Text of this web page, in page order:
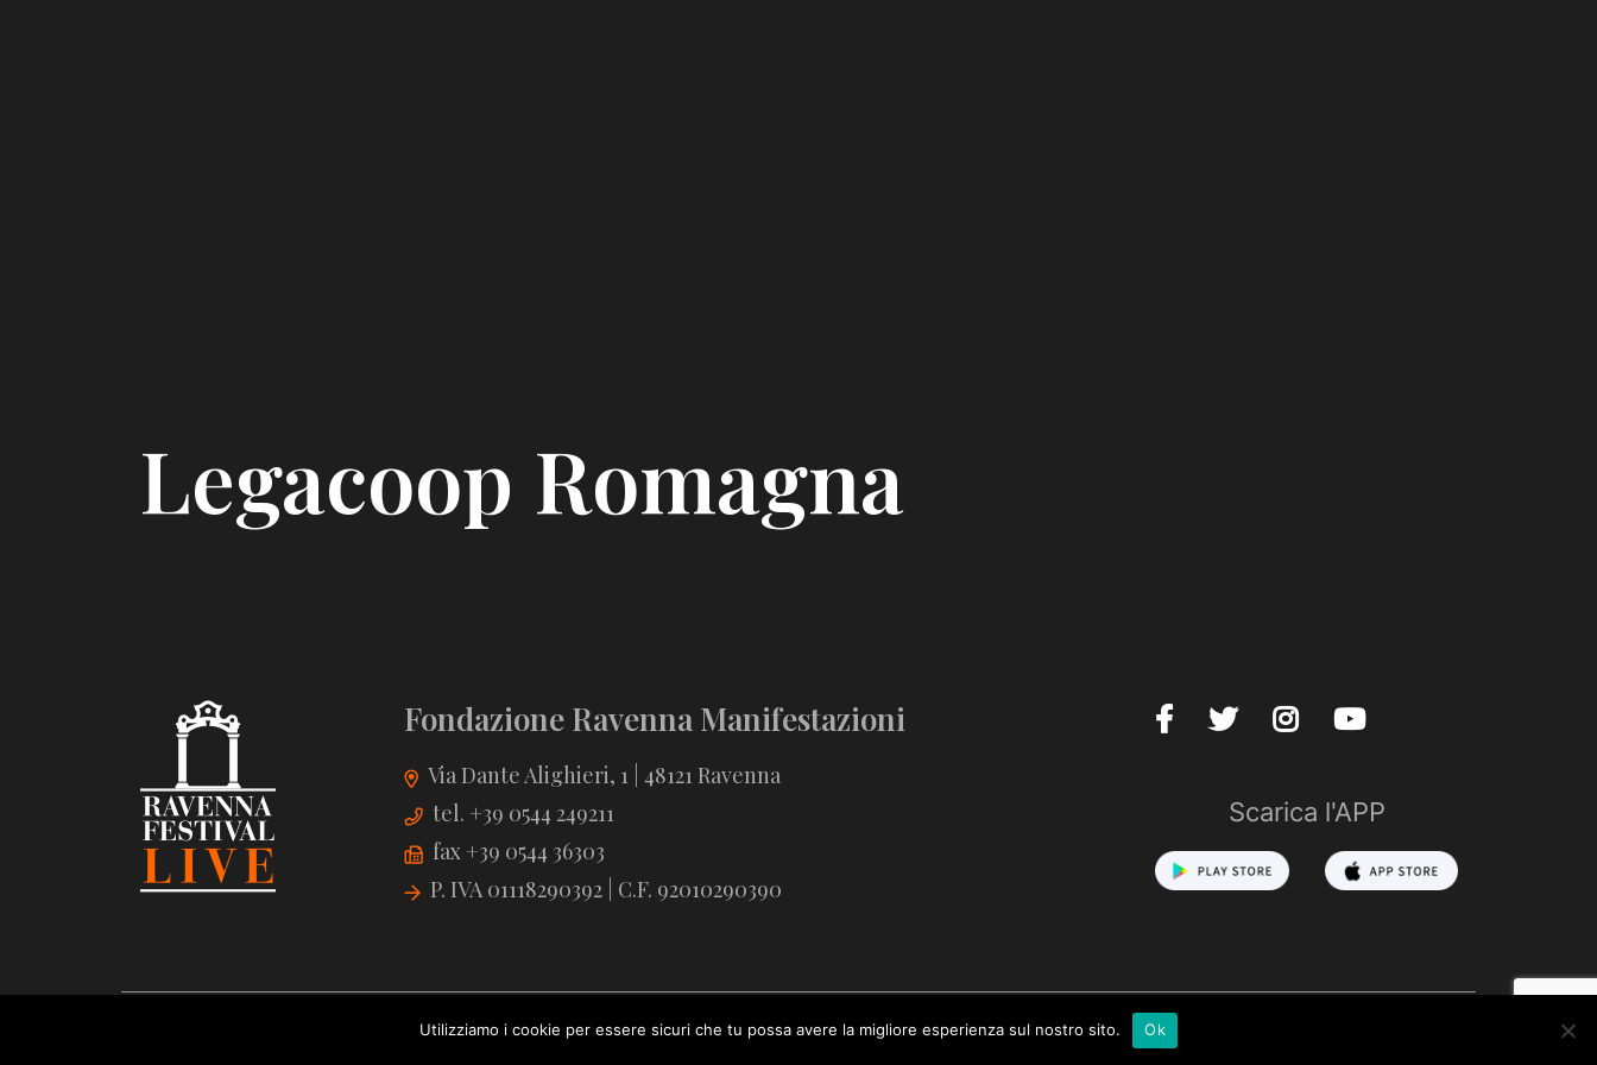
Legacoop Romagna
Fondazione Ravenna Manifestazioni
Via Dante Alighieri, 1 | 48121 Ravenna
tel. +39 0544 249211
fax +39 0544 36303
P. IVA 01118290392 | C.F. 92010290390
Scarica l'APP
© Fondazione Ravenna Manifestazioni
Utilizziamo i cookie per essere sicuri che tu possa avere la migliore esperienza sul nostro sito. Ok